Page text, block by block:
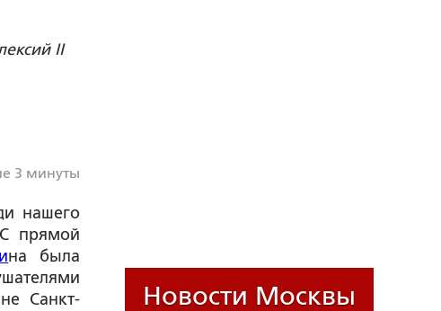
II
3 минуты
нашего
прямой
на была
Санкт-
Новости Москвы